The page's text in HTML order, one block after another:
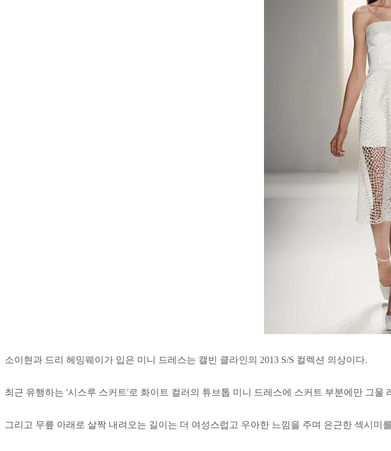
소이현과 드리 헤밍웨이가 입은 미니 드레스는 캘빈 클라인의 2013 S/S 컬렉션 의상이다.
최근 유행하는 '시스루 스커트'로 화이트 컬러의 튜브톱 미니 드레스에 스커트 부분에만 그물
그리고 무릎 아래로 살짝 내려오는 길이는 더 여성스럽고 우아한 느낌을 주며 은근한 섹시미